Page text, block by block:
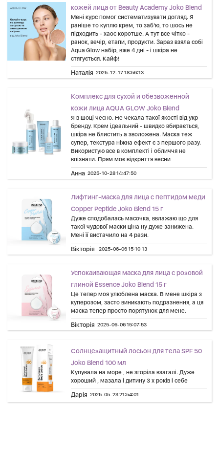
кожей лица от Beauty Academy Joko Blend
Мені курс помог систематизувати догляд. Я
раніше то куплю крем, то заб’ю, то шось не
підходить - хаос коротше. А тут все чітко -
ранок, вечір, етапи, продукти. Зараз взяла собі
Aqua Glow набір, вже 4 дні - і шкіра не
стягується. Кайф!
Наталія 2025-12-17 18:56:13
Комплекс для сухой и обезвоженной
кожи лица AQUA GLOW Joko Blend
Я в шоці чесно. Не чекала такої якості від укр
бренду. Крем ідеальний - швидко вбирається,
шкіра не блистить а зволожена. Маска теж
супер, текстура ніжна ефект є з першого разу.
Використую все в комплекті і обличчя не
впізнати. Прям моє відкриття весни
Анна 2025-10-28 14:47:50
Лифтинг-маска для лица с пептидом меди
Copper Peptide Joko Blend 15 г
Дуже сподобалась масочка, ввлажаю що для
такої чудової маски ціна ну дуже занижена.
Мені її вистачило на 4 рази.
Вікторія 2025-06-06 15:10:13
Успокаивающая маска для лица с розовой
глиной Essence Joko Blend 15 г
Це тепер моя улюблена маска. В мене шкіра з
куперозом, засто виникають подразнення, а ця
маска тепер просто порятунок для мене.
Вікторія 2025-06-06 15:07:53
Солнцезащитный лосьон для тела SPF 50
Joko Blend 100 мл
Купувала на море , не згоріла взагалі. Дуже
хороший , мазала і дитину 3 х років і себе
Дарія 2025-05-23 21:54:01